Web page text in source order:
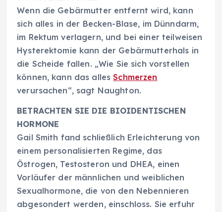
Wenn die Gebärmutter entfernt wird, kann
sich alles in der Becken-Blase, im Dünndarm,
im Rektum verlagern, und bei einer teilweisen
Hysterektomie kann der Gebärmutterhals in
die Scheide fallen. „Wie Sie sich vorstellen
können, kann das allesSchmerzen
verursachen“, sagt Naughton.
BETRACHTEN SIE DIE BIOIDENTISCHEN
HORMONE
Gail Smith fand schließlich Erleichterung von
einem personalisierten Regime, das
Östrogen, Testosteron und DHEA, einen
Vorläufer der männlichen und weiblichen
Sexualhormone, die von den Nebennieren
abgesondert werden, einschloss. Sie erfuhr